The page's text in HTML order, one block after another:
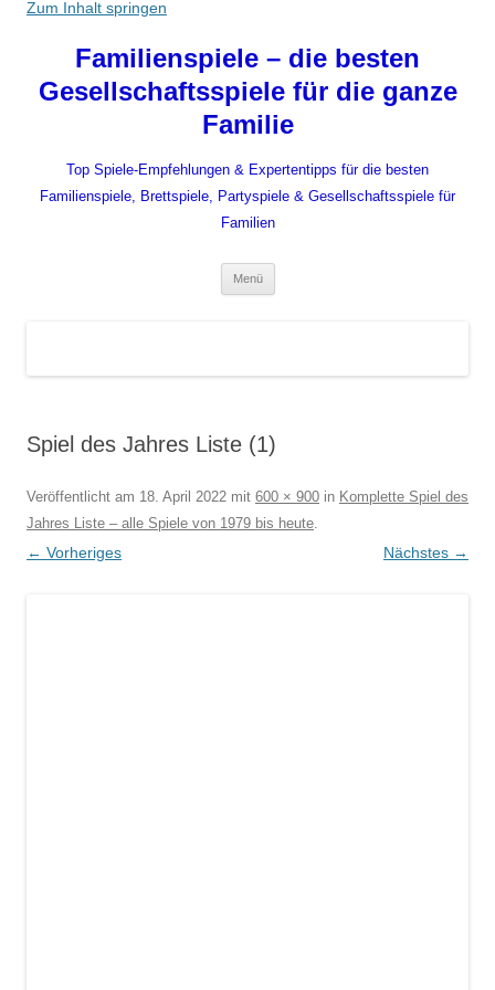
Zum Inhalt springen
Familienspiele – die besten
Gesellschaftsspiele für die ganze
Familie
Top Spiele-Empfehlungen & Expertentipps für die besten
Familienspiele, Brettspiele, Partyspiele & Gesellschaftsspiele für
Familien
Menü
Spiel des Jahres Liste (1)
Veröffentlicht am 18. April 2022 mit 600 × 900 in Komplette Spiel des
Jahres Liste – alle Spiele von 1979 bis heute.
← Vorheriges Nächstes →